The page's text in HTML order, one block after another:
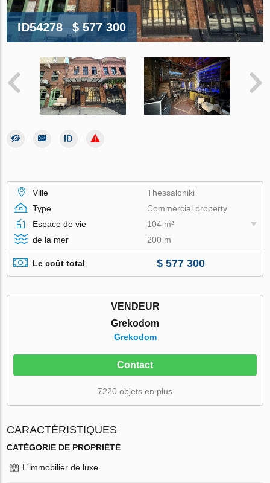
ID54278 $ 577 300
Ville
Thessaloniki
Type
Commercial property
Espace de vie
104 m²
de la mer
200 m
Le coût total $ 577 300
VENDEUR
Grekodom
Grekodom
Contact
7220 objets en plus
CARACTÉRISTIQUES
CATÉGORIE DE PROPRIÉTÉ
L'immobilier de luxe